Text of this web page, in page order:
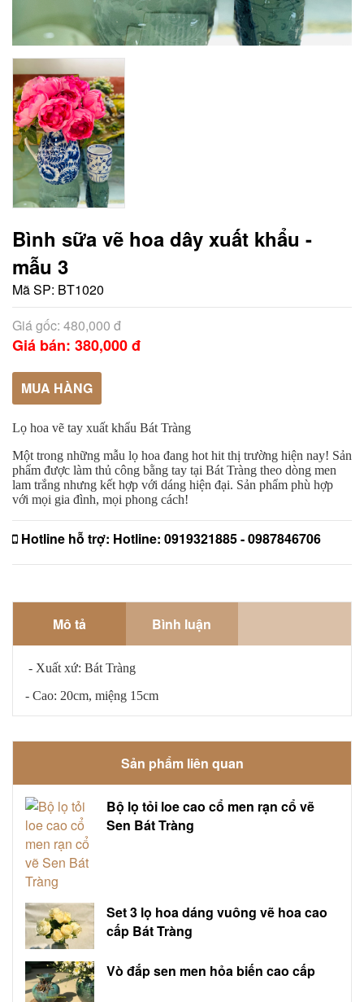
Bình sữa vẽ hoa dây xuất khẩu -
mẫu 3
Mã SP: BT1020
Giá gốc: 480,000 đ
Giá bán: 380,000 đ
MUA HÀNG
Lọ hoa vẽ tay xuất khẩu Bát Tràng
Một trong những mẫu lọ hoa đang hot hit thị trường hiện nay! Sản
phẩm được làm thủ công bằng tay tại Bát Tràng theo dòng men
lam trắng nhưng kết hợp với dáng hiện đại. Sản phẩm phù hợp
với mọi gia đình, mọi phong cách!
Hotline hỗ trợ: Hotline: 0919321885 - 0987846706
Mô tả Bình luận
- Xuất xứ: Bát Tràng
- Cao: 20cm, miệng 15cm
Sản phẩm liên quan
Bộ lọ tỏi loe cao cổ men rạn cổ vẽ
Sen Bát Tràng
Set 3 lọ hoa dáng vuông vẽ hoa cao
cấp Bát Tràng
Vò đắp sen men hỏa biến cao cấp